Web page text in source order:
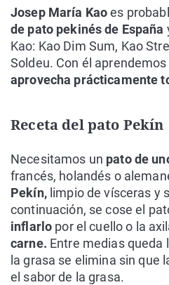
Josep María Kaoes
de pato pekinés de España
Kao: Kao Dim Sum, Kao
Soldeu. Con él aprendemos
aprovecha prácticamente
Receta del pato Pekín
Necesitamos un pato de
francés, holandés o
Pekín, limpio de vísceras y
continuación, se cose el
inflarlo por el cuello o la
carne. Entre medias queda
la grasa se elimina sin que
el sabor de la grasa.